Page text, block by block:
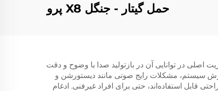
حمل گیتار - جنگل X8 پرو
در توانایی آن در بازتولید صدا با وضوح و دقت
سیستم، مشکلات رایج صوتی مانند دیستورشن و
استفاده‌اند، حتی برای افراد غیرفنی. ادغام